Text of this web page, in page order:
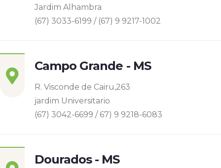
Jardim Alhambra
(67) 3033-6199 / (67) 9 9217-1002
Campo Grande - MS
R. Visconde de Cairu,263
jardim Universitario
(67) 3042-6699 / 67) 9 9218-6083
Dourados - MS